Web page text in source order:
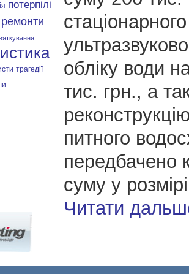
потерпілі
ремонти
трагедії
стаціонарного
обліку води
тис. грн., а
питного
передбачено
суму у
Читати